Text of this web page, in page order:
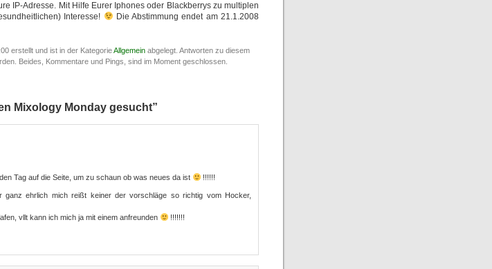
IP-Adresse. Mit Hilfe Eurer Iphones oder Blackberrys zu multiplen
Interesse!
Die Abstimmung endet am 21.1.2008
erstellt und ist in der KategorieAllgemeinabgelegt. Antworten zu diesem
Beides, Kommentare und Pings, sind im Moment geschlossen.
Mixology Monday gesucht”
Tag auf die Seite, um zu schaun ob was neues da ist !!!!!!
ehrlich mich reißt keiner der vorschläge so richtig vom Hocker,
vllt kann ich mich ja mit einem anfreunden
!!!!!!!